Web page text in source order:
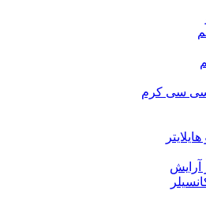
سی سی کرم
آرایش